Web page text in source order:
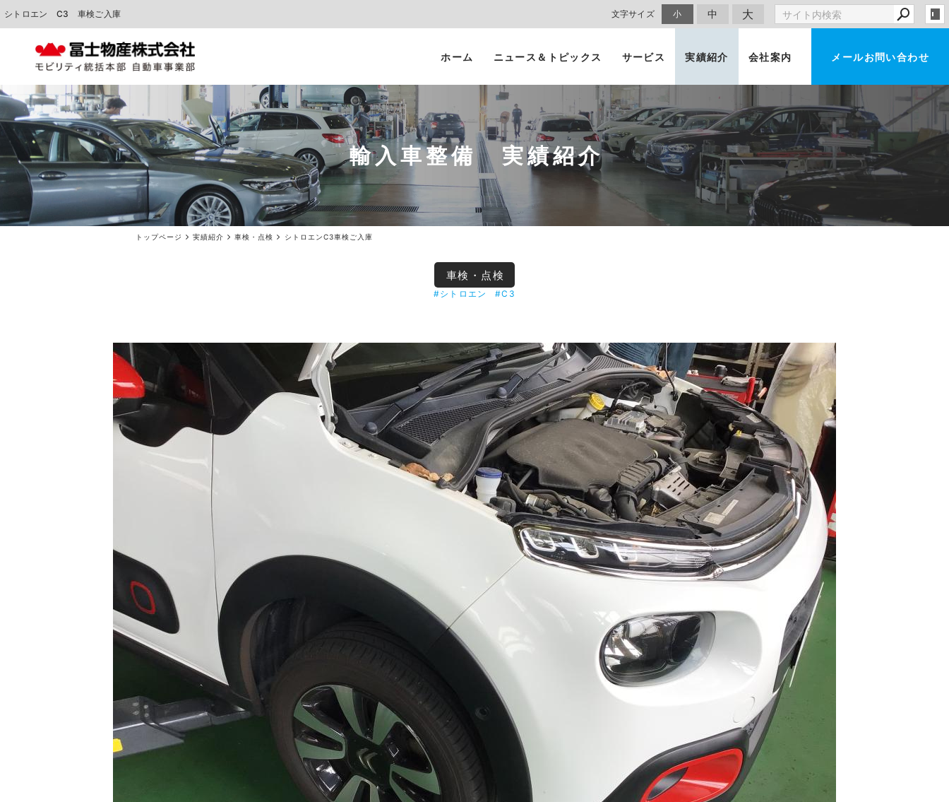
シトロエン C3 車検ご入庫 文字サイズ 小 中 大
ホーム ニュース＆トピックス サービス 実績紹介 会社案内 メールお問い合わせ
輸入車整備 実績紹介
トップページ 実績紹介 車検・点検 シトロエンC3車検ご入庫
車検・点検
#シトロエン #C3